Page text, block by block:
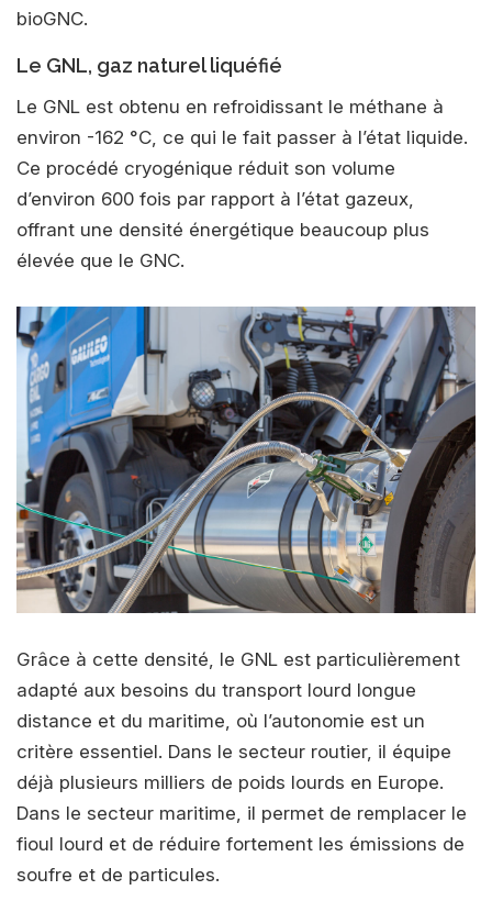
bioGNC.
Le GNL, gaz naturel liquéfié
Le GNL est obtenu en refroidissant le méthane à
environ -162 °C, ce qui le fait passer à l’état liquide.
Ce procédé cryogénique réduit son volume
d’environ 600 fois par rapport à l’état gazeux,
offrant une densité énergétique beaucoup plus
élevée que le GNC.
Grâce à cette densité, le GNL est particulièrement
adapté aux besoins du transport lourd longue
distance et du maritime, où l’autonomie est un
critère essentiel. Dans le secteur routier, il équipe
déjà plusieurs milliers de poids lourds en Europe.
Dans le secteur maritime, il permet de remplacer le
fioul lourd et de réduire fortement les émissions de
soufre et de particules.